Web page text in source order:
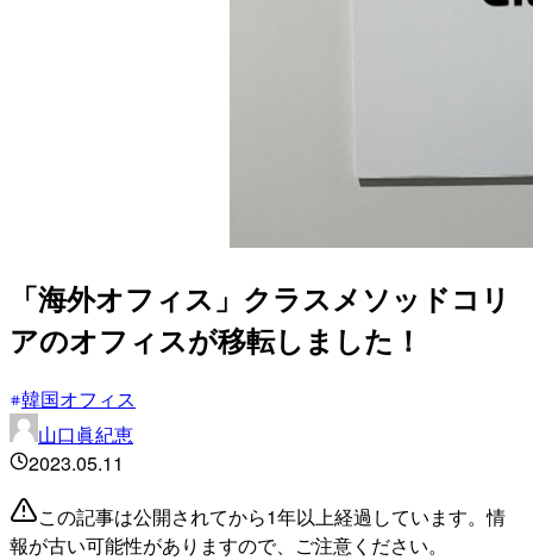
「海外オフィス」クラスメソッドコリ
アのオフィスが移転しました！
韓国オフィス
山口眞紀恵
2023.05.11
この記事は公開されてから1年以上経過しています。情
報が古い可能性がありますので、ご注意ください。